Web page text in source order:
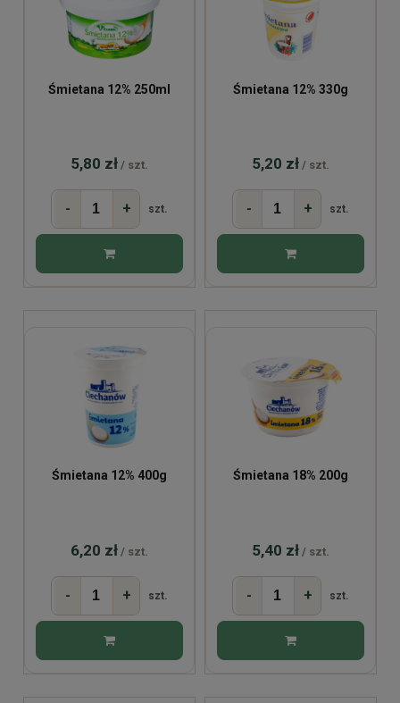
Śmietana 12% 250ml
5,80 zł / szt.
- + szt.
Śmietana 12% 330g
5,20 zł / szt.
- + szt.
Śmietana 12% 400g
6,20 zł / szt.
- + szt.
Śmietana 18% 200g
5,40 zł / szt.
- + szt.